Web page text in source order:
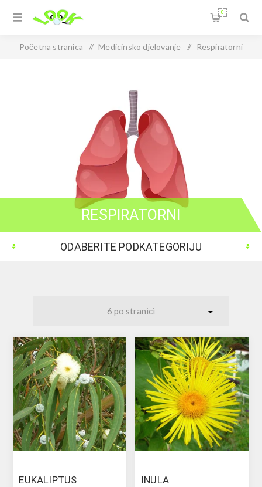
0
Početna stranica / Medicinsko djelovanje / Respiratorni
RESPIRATORNI
ODABERITE PODKATEGORIJU
EUKALIPTUS INULA